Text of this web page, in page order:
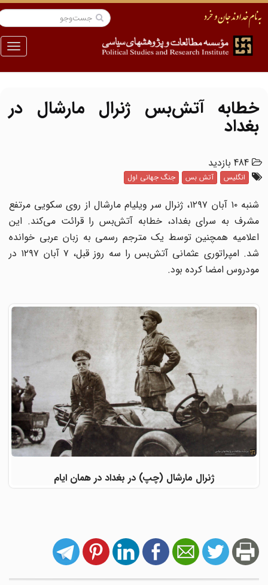
منو
خطابه آتش‌بس ژنرال مارشال در
بغداد
484 بازدید
انگلیس آتش بس جنگ جهانی اول
شنبه ۱۰ آبان ۱۲۹۷، ژنرال سر ویلیام مارشال از روی سکویی مرتفع
مشرف به سرای بغداد، خطابه آتش‌بس را قرائت می‌کند. این
اعلامیه همچنین توسط یک مترجم رسمی به زبان عربی خوانده
شد. امپراتوری عثمانی آتش‌بس را سه روز قبل، ۷ آبان ۱۲۹۷ در
مودروس امضا کرده بود.
ژنرال مارشال (چپ) در بغداد در همان ایام